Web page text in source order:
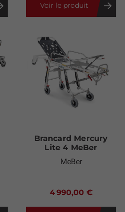
Voir le produit
Brancard Mercury
Lite 4 MeBer
MeBer
4 990,00 €